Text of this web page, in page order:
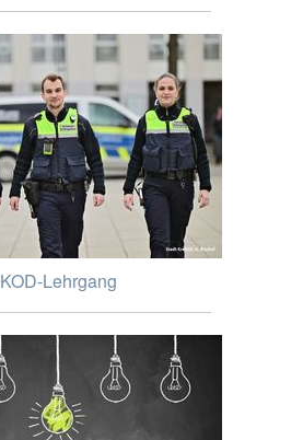
KOD-Lehrgang